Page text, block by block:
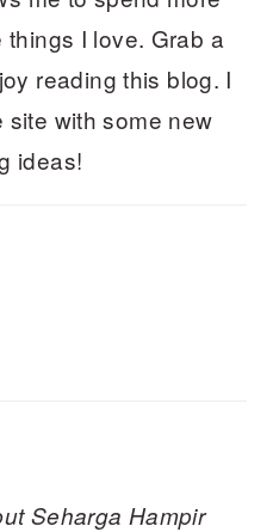
I love. Grab a
reading this blog. I
with some new
ideas!
Seharga Hampir